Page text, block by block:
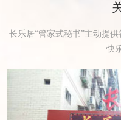
长乐居“管家式秘书”主动提
快